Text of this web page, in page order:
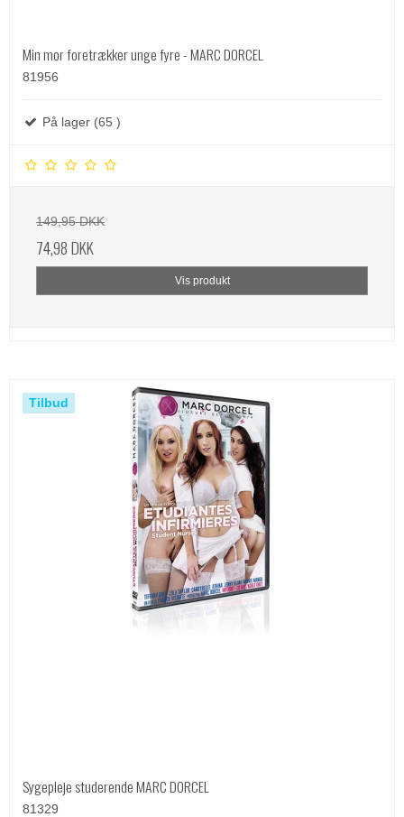
Min mor foretrækker unge fyre - MARC DORCEL
81956
På lager (65 )
149,95 DKK
74,98 DKK
Vis produkt
Tilbud
Sygepleje studerende MARC DORCEL
81329